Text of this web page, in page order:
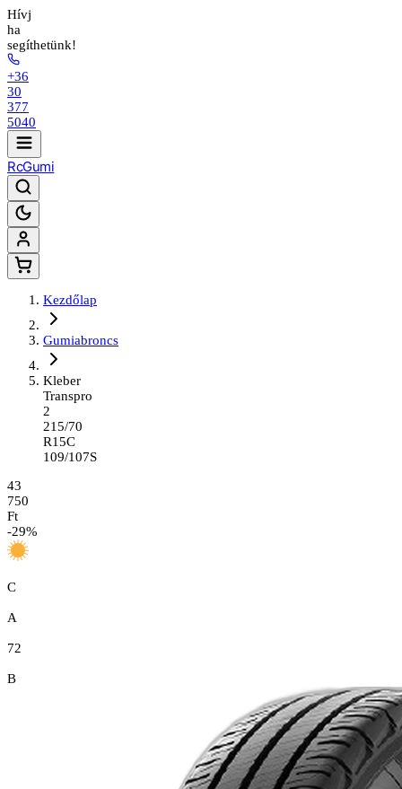
Hívj
ha
segíthetünk!
+36
30
377
5040
RcGumi
Kezdőlap
Gumiabroncs
Kleber
Transpro
2
215/70
R15C
109/107S
43
750
Ft
-29%
C
A
72
B